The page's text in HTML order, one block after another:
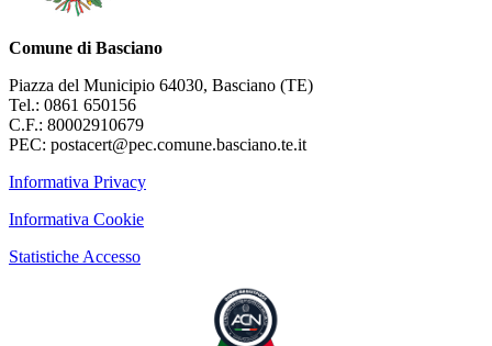
Comune di Basciano
Piazza del Municipio 64030, Basciano (TE)
Tel.: 0861 650156
C.F.: 80002910679
PEC: postacert@pec.comune.basciano.te.it
Informativa Privacy
Informativa Cookie
Statistiche Accesso